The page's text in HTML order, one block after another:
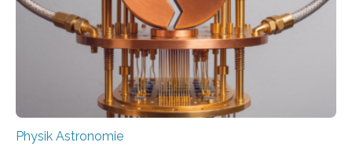
Der lange diskutierte Thorium-Kernübergang wurde
gefunden. Kurz darauf konnte man zeigen, dass sich
Thorium tatsächlich nutzen lässt, um hochpräzise…
Physik Astronomie